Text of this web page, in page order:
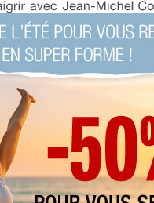
Suiv. ›
ARCHIVES